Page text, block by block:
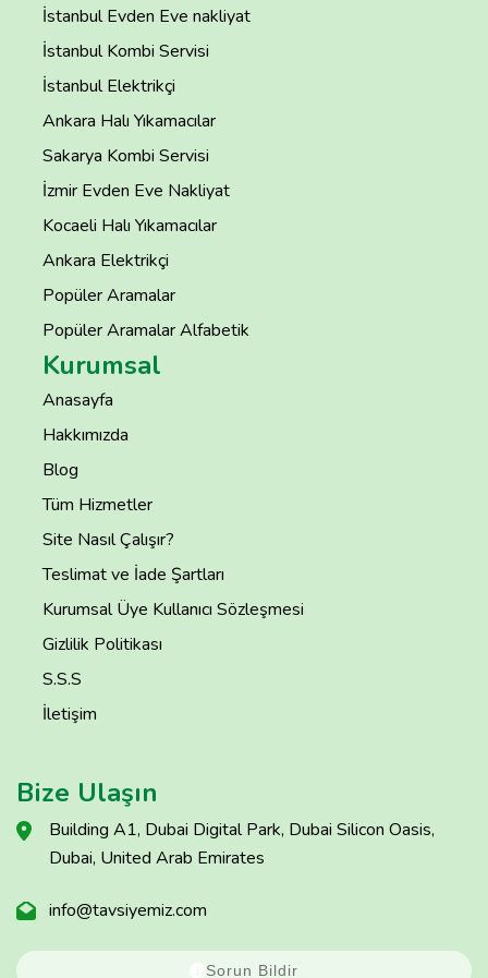
İstanbul Evden Eve nakliyat
İstanbul Kombi Servisi
İstanbul Elektrikçi
Ankara Halı Yıkamacılar
Sakarya Kombi Servisi
İzmir Evden Eve Nakliyat
Kocaeli Halı Yıkamacılar
Ankara Elektrikçi
Popüler Aramalar
Popüler Aramalar Alfabetik
Kurumsal
Anasayfa
Hakkımızda
Blog
Tüm Hizmetler
Site Nasıl Çalışır?
Teslimat ve İade Şartları
Kurumsal Üye Kullanıcı Sözleşmesi
Gizlilik Politikası
S.S.S
İletişim
Bize Ulaşın
Building A1, Dubai Digital Park, Dubai Silicon Oasis,
Dubai, United Arab Emirates
info@tavsiyemiz.com
Sorun Bildir